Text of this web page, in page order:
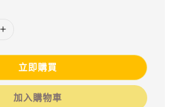
立即購買
加入購物車